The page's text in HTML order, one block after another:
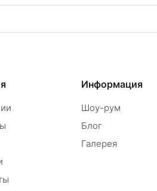
Информация
Шоу-рум
Блог
Галерея